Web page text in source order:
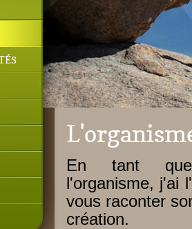
En tant
l'organisme, j'ai
vous raconter
création.